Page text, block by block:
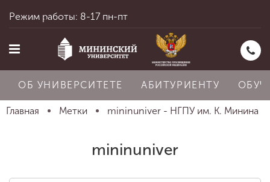
Главная
Режим работы: 8-17 пн-пт
ОБ УНИВЕРСИТЕТЕ АБИТУРИЕНТУ
Главная Метки mininuniver - НГПУ им. К. Минина
mininuniver